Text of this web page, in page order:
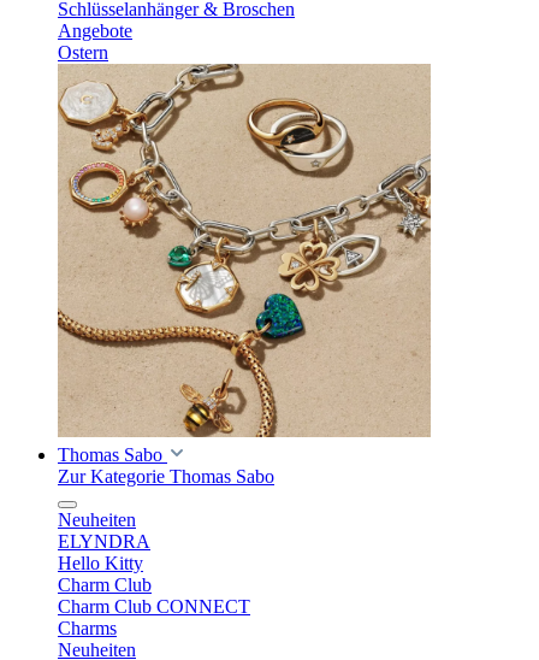
Schlüsselanhänger & Broschen
Angebote
Ostern
Thomas Sabo
Zur Kategorie Thomas Sabo
Neuheiten
ELYNDRA
Hello Kitty
Charm Club
Charm Club CONNECT
Charms
Neuheiten